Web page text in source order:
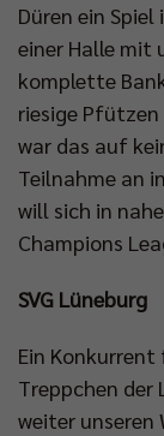
Düren ein
einer Halle mit
komplette
riesige
war das auf
Teilnahme an
will sich in
Champions
SVG Lüneburg
Ein
Treppchen der
weiter unseren